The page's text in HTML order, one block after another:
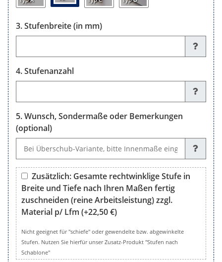
Stufenbreite (in mm)
Stufenanzahl
Wunsch, Sondermaße oder Bemerkungen
(optional)
Zusätzlich: Gesamte rechtwinklige Stufe in
Breite und Tiefe nach Ihren Maßen fertig
zuschneiden (reine Arbeitsleistung) zzgl.
Material p/ Lfm (+22,50 €)
Zusätzlich: Gesamte rechtwinklige Stufe in Breite und
Nicht geeignet für "schiefe" oder gewendelte bzw. abgewinkelte
Stufen. Nutzen Sie hierfür unser Zusatz-Produkt "Stufen nach
Schablone"